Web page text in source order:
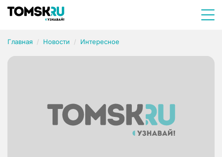
Главная Новости Интересное